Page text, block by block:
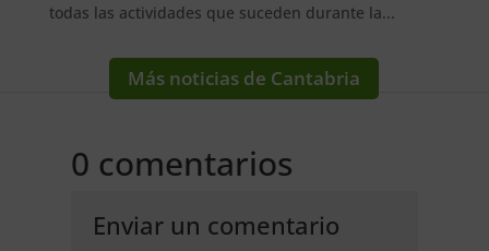
todas las actividades que suceden durante la...
Más noticias de Cantabria
0 comentarios
Enviar un comentario